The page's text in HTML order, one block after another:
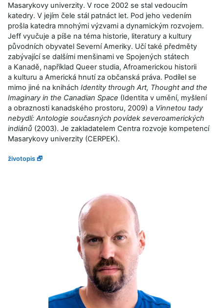
Masarykovy univerzity. V roce 2002 se stal vedoucím
katedry. V jejím čele stál patnáct let. Pod jeho vedením
prošla katedra mnohými výzvami a dynamickým rozvojem.
Jeff vyučuje a píše na téma historie, literatury a kultury
původních obyvatel Severní Ameriky. Učí také předměty
zabývající se dalšími menšinami ve Spojených státech
a Kanadě, například Queer studia, Afroamerickou historii
a kulturu a Americká hnutí za občanská práva. Podílel se
mimo jiné na knihách Identity through Art, Thought and the
Imaginary in the Canadian Space (Identita v umění, myšlení
a obraznosti kanadského prostoru, 2009) a Vinnetou tady
nebydlí: Antologie současných povídek severoamerických
indiánů (2003). Je zakladatelem Centra rozvoje kompetencí
Masarykovy univerzity (CERPEK).
životopis 🗗